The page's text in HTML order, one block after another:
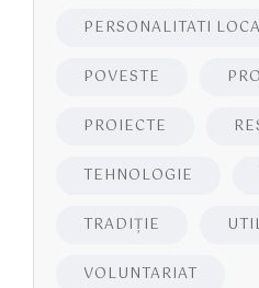
PERSONALITATI
POVESTE
PROIECTE
TEHNOLOGIE
TRADIȚIE
VOLUNTARIAT